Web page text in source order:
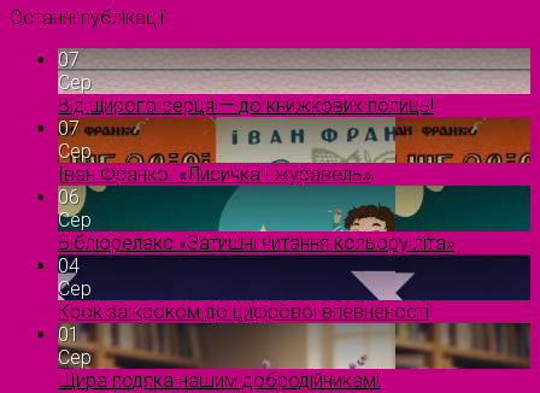
Останні публікації
07
Сер
Від щирого серця — до книжкових полиць!
07
Сер
Іван Франко. «Лисичка і журавель»
06
Сер
Бібліорелакс «Затишні читання кольору літа»
04
Сер
Крок за кроком до цифрової впевненості
01
Сер
Щира подяка нашим добродійникам!